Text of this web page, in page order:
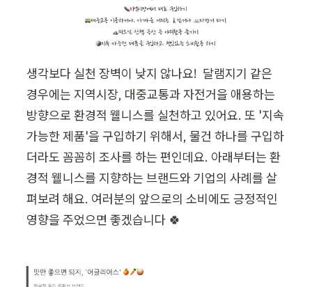
생각보다 실천 장벽이 낮지 않나요!  달램지기 같은
경우에는 지역시장, 대중교통과 자전거을 애용하는
방향으로 환경적 웰니스를 실천하고 있어요. 또 '지속
가능한 제품'을 구입하기 위해서, 물건 하나를 구입하
더라도 꼼꼼히 조사를 하는 편인데요. 아래부터는 환
경적 웰니스를 지향하는 브랜드와 기업의 사례를 살
펴보려 해요. 여러분의 앞으로의 소비에도 긍정적인
영향을 주었으면 좋겠습니다 🍀